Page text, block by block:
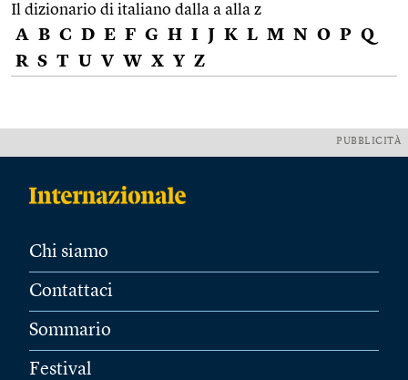
Il dizionario di italiano dalla a alla z
A B C D E F G H I J K L M N O P Q
R S T U V W X Y Z
PUBBLICITÀ
Chi siamo
Contattaci
Sommario
Festival